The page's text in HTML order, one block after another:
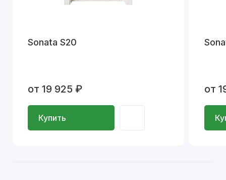
Sonata S20
от 19 925 ₽
Купить
от